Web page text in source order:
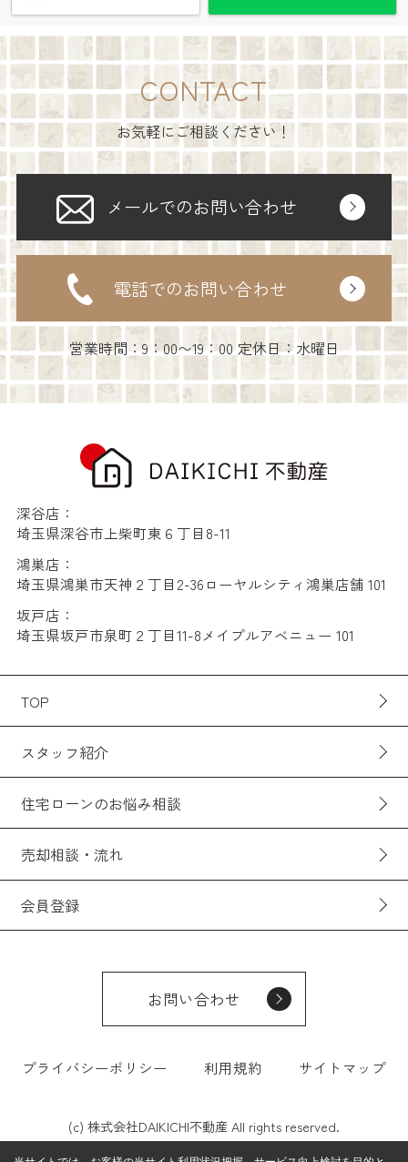
CONTACT
お気軽にご相談ください！
メールでのお問い合わせ
電話でのお問い合わせ
営業時間：9：00〜19：00 定休日：水曜日
深谷店：
埼玉県深谷市上柴町東６丁目8-11
鴻巣店：
埼玉県鴻巣市天神２丁目2-36ローヤルシティ鴻巣店舗 101
坂戸店：
埼玉県坂戸市泉町２丁目11-8メイプルアベニュー 101
TOP
スタッフ紹介
住宅ローンのお悩み相談
売却相談・流れ
会員登録
お問い合わせ
プライバシーポリシー 利用規約 サイトマップ
(c) 株式会社DAIKICHI不動産 All rights reserved.